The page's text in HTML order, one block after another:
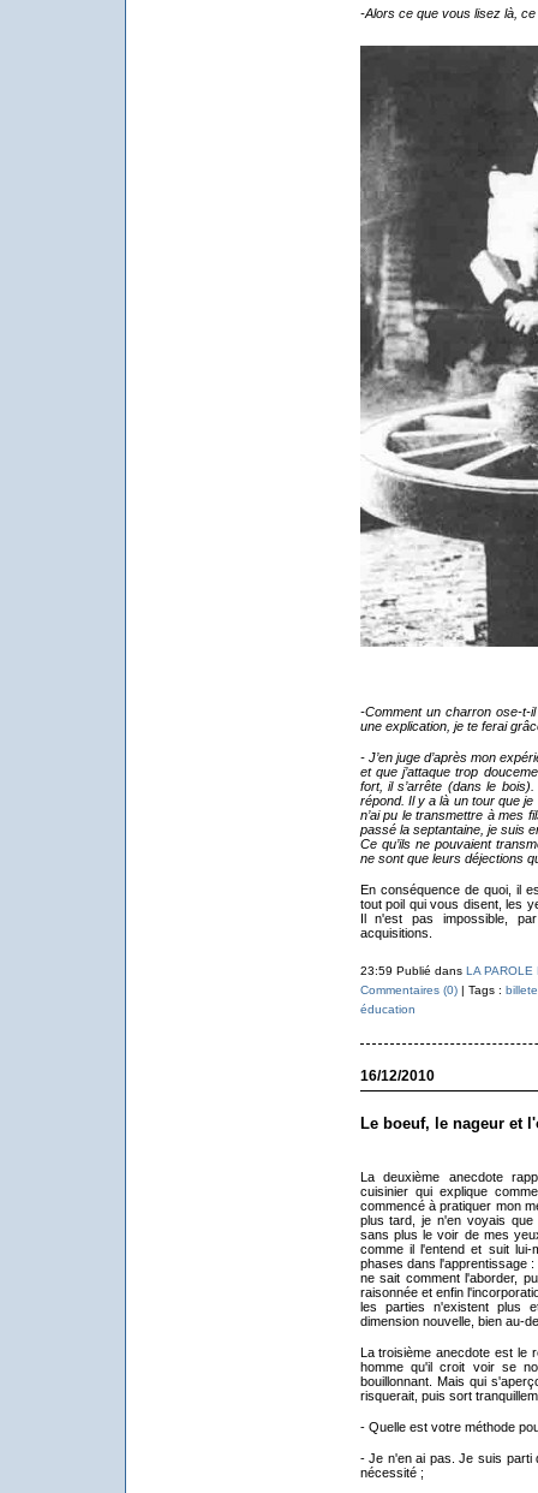
-Alors ce que vous lisez là,
-Comment un charron ose-
une explication, je te ferai
- J’en juge d’après mon
et que j’attaque trop
fort, il s’arrête (dans le
répond. Il y a là un tour que
n’ai pu le transmettre à mes
passé la septantaine, je suis
Ce qu’ils ne pouvaient
ne sont que leurs déjections
En conséquence de quoi, il
tout poil qui vous disent, les
Il n'est pas impossible,
acquisitions.
23:59 Publié dans LA PAROLE
Commentaires (0)| Tags :
éducation
16/12/2010
Le boeuf, le nageur et
La deuxième anecdote
cuisinier qui explique
commencé à pratiquer mon
plus tard, je n'en voyais que
sans plus le voir de mes
comme il l'entend et suit lui-
phases dans l'apprentissage
ne sait comment l'aborder,
raisonnée et enfin
les parties n'existent plus
dimension nouvelle, bien au-
La troisième anecdote est
homme qu'il croit voir se
bouillonnant. Mais qui
risquerait, puis sort
- Quelle est votre méthode
- Je n'en ai pas. Je suis parti
nécessité ;